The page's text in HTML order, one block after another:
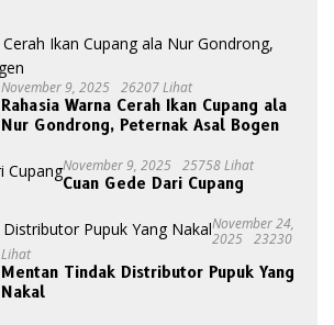
November 9, 2025 26207 Lihat
Rahasia Warna Cerah Ikan Cupang ala
Nur Gondrong, Peternak Asal Bogen
November 9, 2025 25758 Lihat
Cuan Gede Dari Cupang
November 24,
2025 23230
Lihat
Mentan Tindak Distributor Pupuk Yang
Nakal